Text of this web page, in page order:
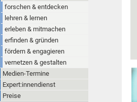
forschen & entdecken
lehren & lernen
erleben & mitmachen
erfinden & gründen
fördern & engagieren
vernetzen & gestalten
Medien-Termine
Expert:innendienst
Preise